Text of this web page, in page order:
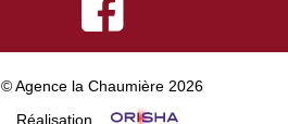
© Agence la Chaumière 2026
Réalisation